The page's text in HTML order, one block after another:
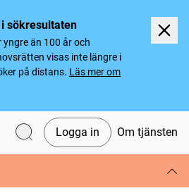
sökresultaten
än 100 år och
visas inte längre i
på distans. Läs mer om
Logga in Om tjänsten